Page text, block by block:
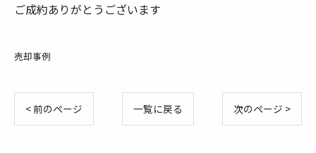
ご成約ありがとうございます
売却事例
< 前のページ 一覧に戻る 次のページ >